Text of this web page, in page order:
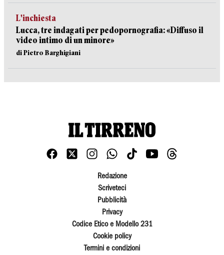
L'inchiesta
Lucca, tre indagati per pedopornografia: «Diffuso il
video intimo di un minore»
di Pietro Barghigiani
Redazione
Scriveteci
Pubblicità
Privacy
Codice Etico e Modello 231
Cookie policy
Termini e condizioni